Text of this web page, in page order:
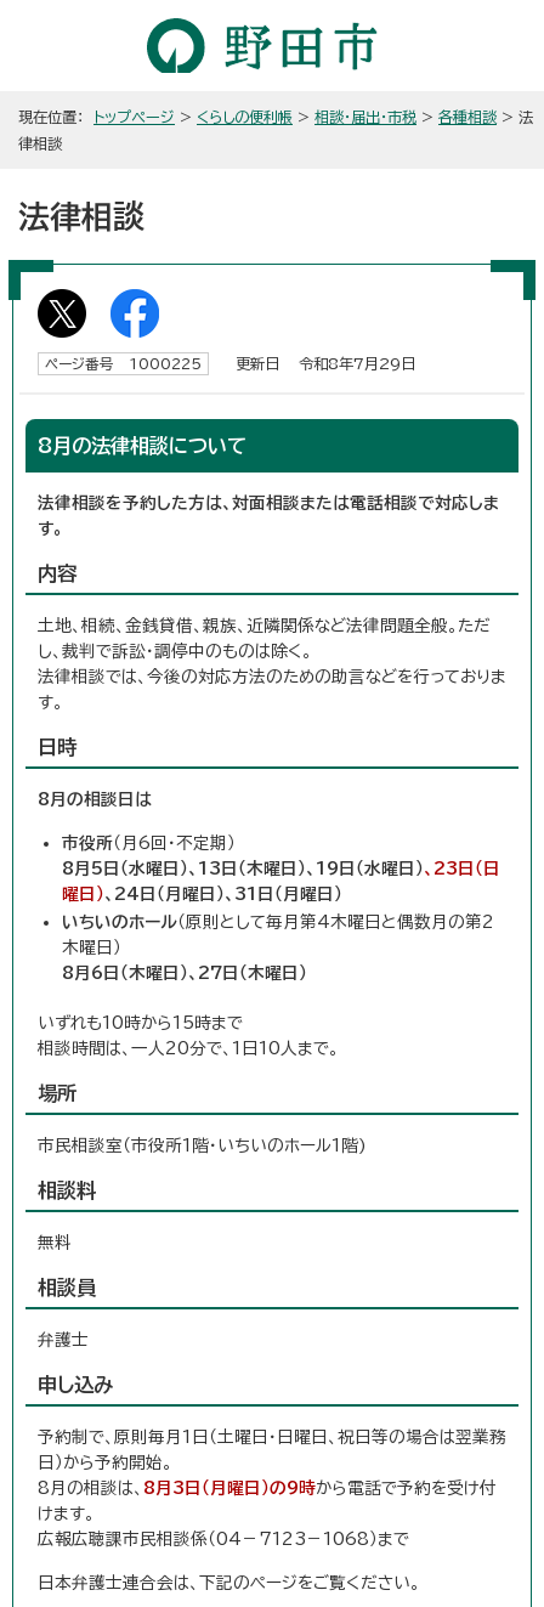
現在位置： トップページ > くらしの便利帳 > 相談・届出・市税 > 各種相談 > 法
律相談
法律相談
ページ番号 1000225 更新日 令和8年7月29日
8月の法律相談について
法律相談を予約した方は、対面相談または電話相談で対応しま
す。
内容
土地、相続、金銭貸借、親族、近隣関係など法律問題全般。ただ
し、裁判で訴訟・調停中のものは除く。
法律相談では、今後の対応方法のための助言などを行っておりま
す。
日時
8月の相談日は
市役所（月6回・不定期）
8月5 日（水曜日）、13 日 （木曜日）、19 日（水曜日）、23日（日
曜日）、24 日（月 曜日 ）、31 日（月曜日）
いちいのホール（原則として毎月第4木曜日と偶数月の第2
木曜日）
8月6日（木曜日）、27日（木曜日）
いずれも10時から15時まで
相談時間は、一人20分で、1日10人まで。
場所
市民相談室（市役所1階・いちいのホール1階)
相談料
無料
相談員
弁護士
申し込み
予約制で、原則毎月1日（土曜日・日曜日、祝日等の場合は翌業務
日）から予約開始。
8月の相談は、 8月3日（月曜日）の9時から電話で予約を受け付
けます。
広報広聴課市民相談係（04－7123－1068）まで
日本弁護士連合会は、下記のページをご覧ください。